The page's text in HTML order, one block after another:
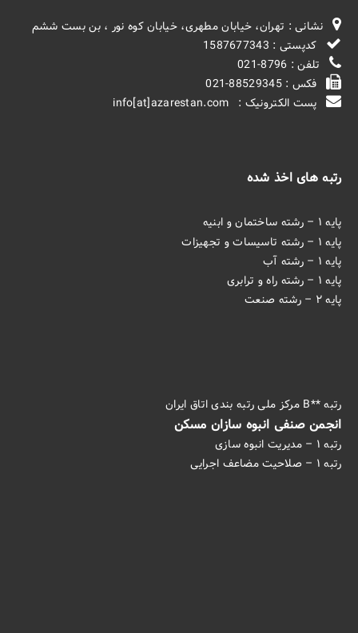
نشانی : تهران، خیابان مطهری، خیابان کوه نور ، بن بست ششم
کدپستی : 1587677343
تلفن : 8796-021
فکس : 88529345-021
پست الکترونیک : info[at]azarestan.com
رتبه های اخذ شده
پایه ۱ – رشته ساختمان و ابنیه
پایه ۱ – رشته تاسیسات و تجهیزات
پایه ۱ – رشته آب
پایه ۱ – رشته راه و ترابری
پایه ۲ – رشته صنعت
رتبه **B مرکز ملی رتبه بندی اتاق ایران
انجمن صنفی انبوه سازان مسکن
رتبه ۱ – مدیریت انبوه سازی
رتبه ۱ – صلاحیت مضاعف اجرایی